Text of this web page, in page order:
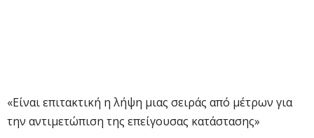
«Είναι επιτακτική η λήψη μιας σειράς από μέτρων για
την αντιμετώπιση της επείγουσας κατάστασης»